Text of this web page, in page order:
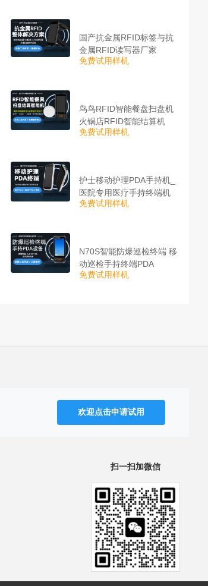
国产抗金属RFID标签与抗
金属RFID读写器厂家
免费试用样机
鸟鸟RFID智能餐盘扫盘机
火锅店RFID智能结算机
免费试用样机
护士移动护理PDA手持机_
医院专用医疗手持终端机
免费试用样机
N70S智能防爆巡检终端 移
动巡检手持终端PDA
免费试用样机
欢迎点击申请试用
扫一扫加微信